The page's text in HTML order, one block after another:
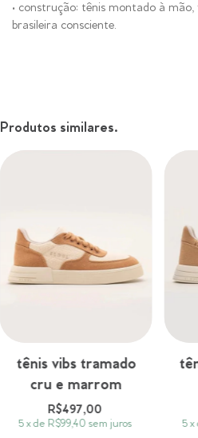
• construção: tênis montado à
brasileira consciente.
Produtos similares.
tênis vibs tramado
cru e marrom
R$497,00
5 xde R$99,40 sem juros 5 x